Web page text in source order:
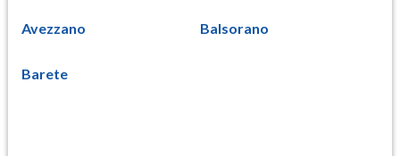
Avezzano Balsorano
Barete